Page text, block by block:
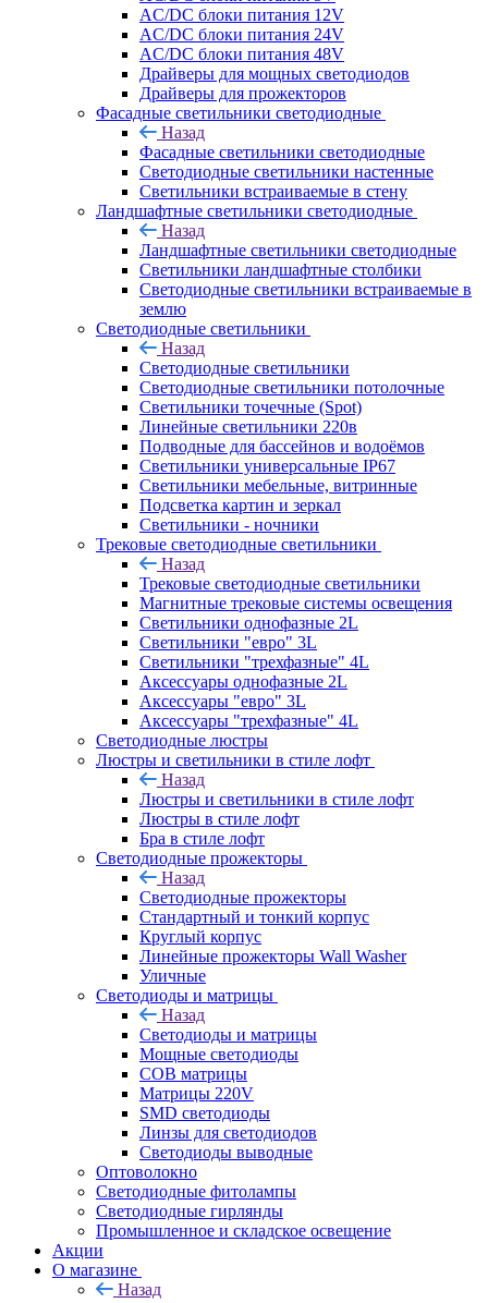
AC/DC блоки питания 12V
AC/DC блоки питания 24V
AC/DC блоки питания 48V
Драйверы для мощных светодиодов
Драйверы для прожекторов
Фасадные светильники светодиодные
Назад
Фасадные светильники светодиодные
Светодиодные светильники настенные
Светильники встраиваемые в стену
Ландшафтные светильники светодиодные
Назад
Ландшафтные светильники светодиодные
Светильники ландшафтные столбики
Светодиодные светильники встраиваемые в
землю
Светодиодные светильники
Назад
Светодиодные светильники
Светодиодные светильники потолочные
Светильники точечные (Spot)
Линейные светильники 220в
Подводные для бассейнов и водоёмов
Светильники универсальные IP67
Светильники мебельные, витринные
Подсветка картин и зеркал
Светильники - ночники
Трековые светодиодные светильники
Назад
Трековые светодиодные светильники
Магнитные трековые системы освещения
Светильники однофазные 2L
Светильники "евро" 3L
Светильники "трехфазные" 4L
Аксессуары однофазные 2L
Аксессуары "евро" 3L
Аксессуары "трехфазные" 4L
Светодиодные люстры
Люстры и светильники в стиле лофт
Назад
Люстры и светильники в стиле лофт
Люстры в стиле лофт
Бра в стиле лофт
Светодиодные прожекторы
Назад
Светодиодные прожекторы
Стандартный и тонкий корпус
Круглый корпус
Линейные прожекторы Wall Washer
Уличные
Светодиоды и матрицы
Назад
Светодиоды и матрицы
Мощные светодиоды
COB матрицы
Матрицы 220V
SMD светодиоды
Линзы для светодиодов
Светодиоды выводные
Оптоволокно
Светодиодные фитолампы
Светодиодные гирлянды
Промышленное и складское освещение
Акции
О магазине
Назад